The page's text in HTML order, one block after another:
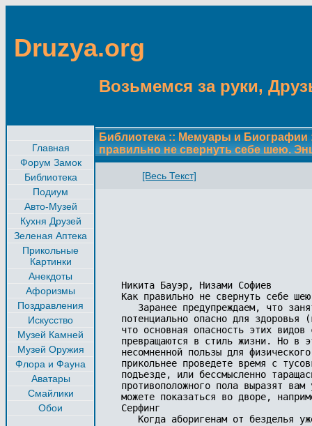
Druzya.org
Возьмемся за руки,
Главная
Форум Замок
Библиотека
Подиум
Авто-Музей
Кухня Друзей
Зеленая Аптека
Прикольные
Картинки
Анекдоты
Афоризмы
Поздравления
Искусство
Музей Камней
Музей Оружия
Флора и Фауна
Аватары
Смайлики
Обои
Библиотека :: Мемуары и Биографии
правильно не свернуть себе шею.
[Весь Текст]
Никита Бауэр, Низами Софиев
Как правильно не свернуть себе
Заранее предупреждаем, что
потенциально опасно для
что основная опасность этих
превращаются в стиль жизни. Но в
несомненной пользы для
прикольнее проведете время с
подъезде, или бессмысленно
противоположного пола выразят
можете показаться во дворе,
Серфинг
Когда аборигенам от безделья